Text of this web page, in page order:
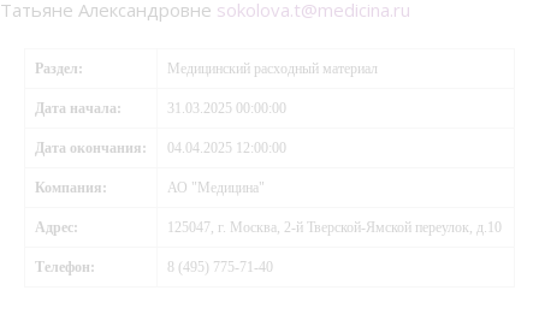
Татьяне Александровне sokolova.t@medicina.ru
Раздел: Медицинский расходный материал
Дата начала: 31.03.2025 00:00:00
Дата окончания: 04.04.2025 12:00:00
Компания: АО "Медицина"
Адрес: 125047, г. Москва, 2-й Тверской-Ямской переулок, д.10
Телефон: 8 (495) 775-71-40